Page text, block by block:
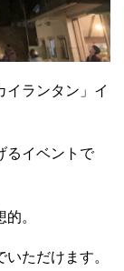
イランタン」イ
るイベントで
。
ただけます。